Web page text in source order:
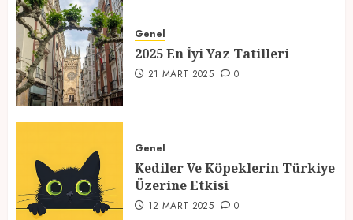
Genel
2025 En İyi Yaz Tatilleri
21 MART 2025 0
Genel
Kediler Ve Köpeklerin Türkiye
Üzerine Etkisi
12 MART 2025 0